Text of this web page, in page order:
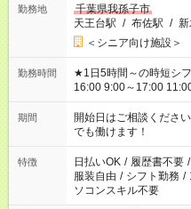
勤務地
千葉県我孫子市
天王台駅 / 布佐駅 / 新
＜シニア向け施設＞
勤務時間
★1日5時間～の時短シフトOK ★スタート時間選べ
16:00 9:00～17:00 11:00～
場合、他のお仕事と合
ん ※法令に基づき、週
となります ※労働者派
短時間・短期間の就業
期間
開始日はご相談くだ
でも働けます！
特徴 日払いOK / 履歴書不要 /
服装自由 / シフト勤務 /
ソコンスキル不要